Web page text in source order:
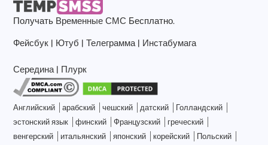
Получать Временные СМС Бесплатно.
Фейсбук | Ютуб |Телеграмма| Инстабумага
Середина| Плурк
Английский арабский чешский датский
Голландский
эстонский язык
финский Французский
греческий
венгерский
итальянский японский корейский Польский